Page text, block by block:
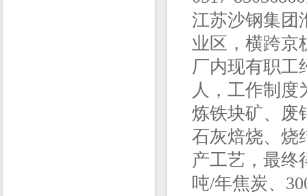
江苏沙钢集团
业区，横跨京
厂内现有职工
人，工作制度
炼铁块矿、废
石灰焙烧、烧
产工艺，最终
吨/年焦炭、